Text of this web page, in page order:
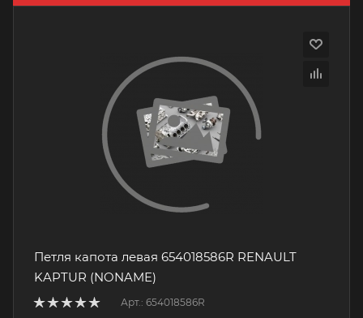
Петля капота левая 654018586R RENAULT
KAPTUR (NONAME)
Арт.: 654018586R